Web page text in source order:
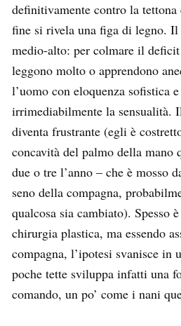
definitivamente contro la tettona
fine si rivela una figa di legno.
medio-alto: per colmare il
leggono molto o apprendono
l’uomo con eloquenza sofistica
irrimediabilmente la sensualità.
diventa frustrante (egli è
concavità del palmo della mano
due o tre l’anno – che è mosso
seno della compagna,
qualcosa sia cambiato). Spesso
chirurgia plastica, ma essendo
compagna, l’ipotesi svanisce in
poche tette sviluppa infatti una
comando, un po’ come i nani